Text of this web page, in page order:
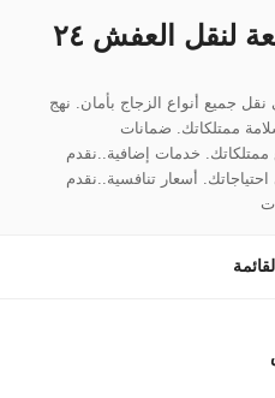
شركة الانجاز السريعة لنقل العفش ٢٤
جميع أنواع الزجاج بأمان. نهج
ممتلكاتك. ضمانات
ممتلكاتك. خدمات إضافية..نقدم
أسعار تنافسية..نقدم
القائمة